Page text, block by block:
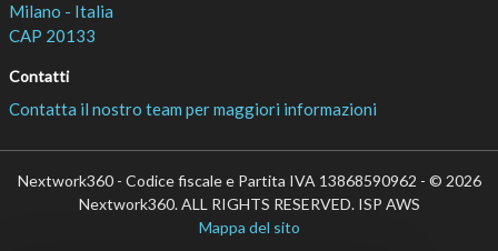
Milano - Italia
CAP 20133
Contatti
Contatta il nostro team per maggiori informazioni
Nextwork360 - Codice fiscale e Partita IVA 13868590962 - © 2026
Nextwork360. ALL RIGHTS RESERVED. ISP AWS
Mappa del sito